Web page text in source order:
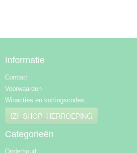
Informatie
Contact
Voorwaarden
Winacties en kortingscodes
IZI_SHOP_HERROEPING
Categorieën
Onderhoud